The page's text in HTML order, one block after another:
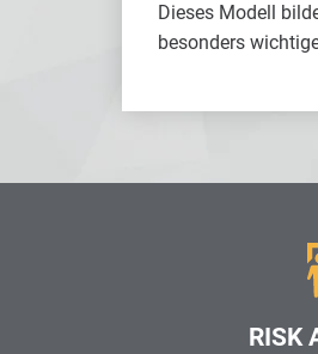
Dieses Modell
besonders
RISK